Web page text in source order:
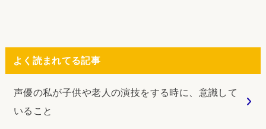
よく読まれてる記事
声優の私が子供や老人の演技をする時に、意識して
いること